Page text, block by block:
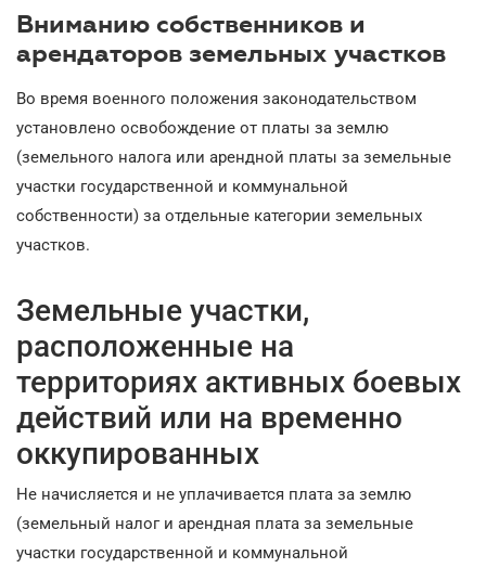
Вниманию собственников и
арендаторов земельных участков
Во время военного положения законодательством
установлено освобождение от платы за землю
(земельного налога или арендной платы за земельные
участки государственной и коммунальной
собственности) за отдельные категории земельных
участков.
Земельные участки,
расположенные на
территориях активных боевых
действий или на временно
оккупированных
Не начисляется и не уплачивается плата за землю
(земельный налог и арендная плата за земельные
участки государственной и коммунальной